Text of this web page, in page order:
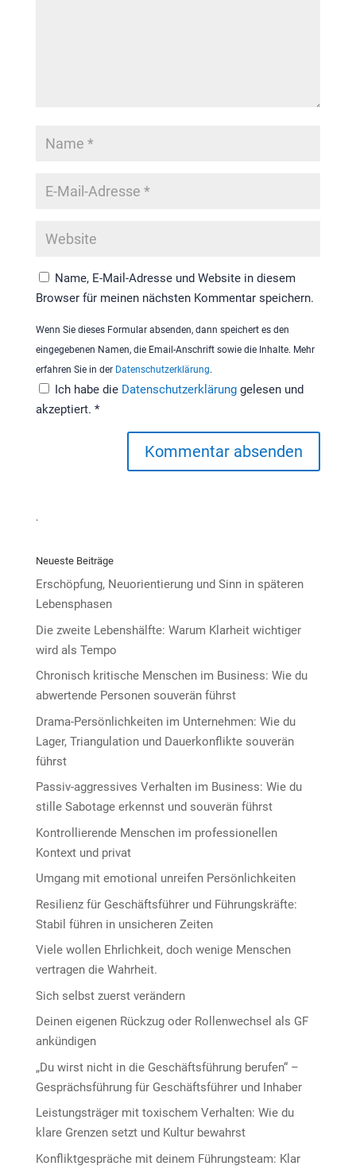
Name, E-Mail-Adresse und Website in diesem
Browser für meinen nächsten Kommentar speichern.
Wenn Sie dieses Formular absenden, dann speichert es den
eingegebenen Namen, die Email-Anschrift sowie die Inhalte. Mehr
erfahren Sie in der Datenschutzerklärung.
Ich habe die Datenschutzerklärung gelesen und
akzeptiert. *
.
Neueste Beiträge
Erschöpfung, Neuorientierung und Sinn in späteren
Lebensphasen
Die zweite Lebenshälfte: Warum Klarheit wichtiger
wird als Tempo
Chronisch kritische Menschen im Business: Wie du
abwertende Personen souverän führst
Drama-Persönlichkeiten im Unternehmen: Wie du
Lager, Triangulation und Dauerkonflikte souverän
führst
Passiv-aggressives Verhalten im Business: Wie du
stille Sabotage erkennst und souverän führst
Kontrollierende Menschen im professionellen
Kontext und privat
Umgang mit emotional unreifen Persönlichkeiten
Resilienz für Geschäftsführer und Führungskräfte:
Stabil führen in unsicheren Zeiten
Viele wollen Ehrlichkeit, doch wenige Menschen
vertragen die Wahrheit.
Sich selbst zuerst verändern
Deinen eigenen Rückzug oder Rollenwechsel als GF
ankündigen
„Du wirst nicht in die Geschäftsführung berufen“ –
Gesprächsführung für Geschäftsführer und Inhaber
Leistungsträger mit toxischem Verhalten: Wie du
klare Grenzen setzt und Kultur bewahrst
Konfliktgespräche mit deinem Führungsteam: Klar